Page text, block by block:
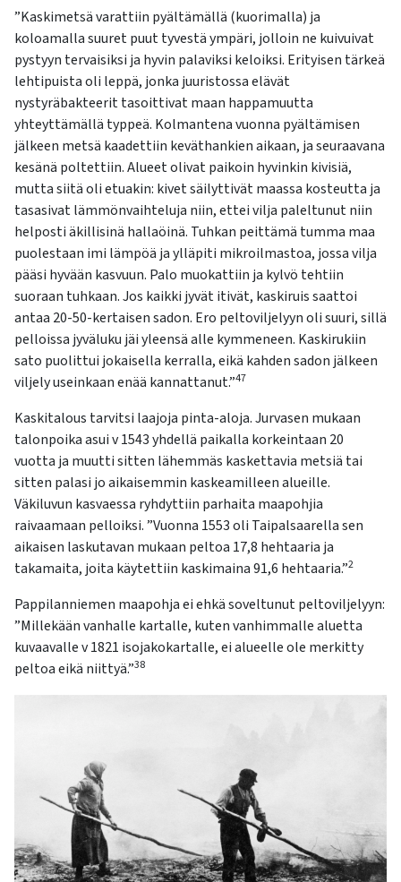
”Kaskimetsä varattiin pyältämällä (kuorimalla) ja
koloamalla suuret puut tyvestä ympäri, jolloin ne kuivuivat
pystyyn tervaisiksi ja hyvin palaviksi keloiksi. Erityisen tärkeä
lehtipuista oli leppä, jonka juuristossa elävät
nystyräbakteerit tasoittivat maan happamuutta
yhteyttämällä typpeä. Kolmantena vuonna pyältämisen
jälkeen metsä kaadettiin keväthankien aikaan, ja seuraavana
kesänä poltettiin. Alueet olivat paikoin hyvinkin kivisiä,
mutta siitä oli etuakin: kivet säilyttivät maassa kosteutta ja
tasasivat lämmönvaihteluja niin, ettei vilja paleltunut niin
helposti äkillisinä hallaöinä. Tuhkan peittämä tumma maa
puolestaan imi lämpöä ja ylläpiti mikroilmastoa, jossa vilja
pääsi hyvään kasvuun. Palo muokattiin ja kylvö tehtiin
suoraan tuhkaan. Jos kaikki jyvät itivät, kaskiruis saattoi
antaa 20-50-kertaisen sadon. Ero peltoviljelyyn oli suuri, sillä
pelloissa jyväluku jäi yleensä alle kymmeneen. Kaskirukiin
sato puolittui jokaisella kerralla, eikä kahden sadon jälkeen
viljely useinkaan enää kannattanut.”47
Kaskitalous tarvitsi laajoja pinta-aloja. Jurvasen mukaan
talonpoika asui v 1543 yhdellä paikalla korkeintaan 20
vuotta ja muutti sitten lähemmäs kaskettavia metsiä tai
sitten palasi jo aikaisemmin kaskeamilleen alueille.
Väkiluvun kasvaessa ryhdyttiin parhaita maapohjia
raivaamaan pelloiksi. ”Vuonna 1553 oli Taipalsaarella sen
aikaisen laskutavan mukaan peltoa 17,8 hehtaaria ja
takamaita, joita käytettiin kaskimaina 91,6 hehtaaria.”2
Pappilanniemen maapohja ei ehkä soveltunut peltoviljelyyn:
”Millekään vanhalle kartalle, kuten vanhimmalle aluetta
kuvaavalle v 1821 isojakokartalle, ei alueelle ole merkitty
peltoa eikä niittyä.”38